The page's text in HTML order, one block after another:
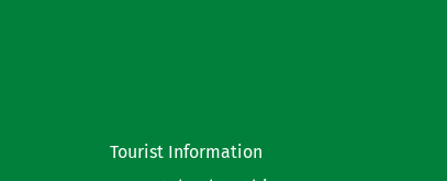
Tourist Information